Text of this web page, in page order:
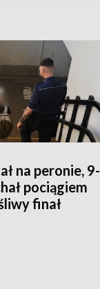
na peronie, 9-
pociągiem
finał